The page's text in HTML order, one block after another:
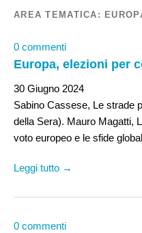
AREA TEMATICA:
0 commenti
Europa, elezioni per
30 Giugno 2024
Sabino Cassese, Le strade
della Sera). Mauro Magatti,
voto europeo e le sfide
Leggi tutto →
0 commenti